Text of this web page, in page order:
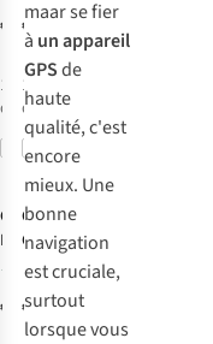
€234,99
1
couleur
disponible
Comparer
€629,99
1
couleur
disponible
Comparer
GarminGps
Edge 850
17
€475,99
Garmin
Gpsmap H1I
Plus
€899,99
maar se fier
à un appareil
GPSde
haute
qualité, c'est
encore
mieux. Une
bonne
navigation
est cruciale,
surtout
lorsque vous